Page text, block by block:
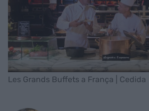
Les Grands Buffets a França | Cedida